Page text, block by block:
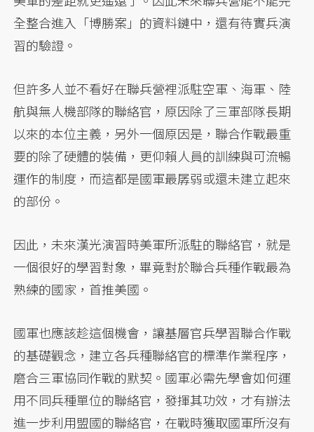
全整合進入「博勝案」的資料鏈中，還有待實兵演
習的驗證。
但許多人並不看好在聯兵營裡派駐空軍、海軍、陸
航與無人機部隊的聯絡官，原因除了三軍部隊長期
以來的本位主義，另外一個原因是，聯合作戰最重
要的除了硬體的裝備，更仰賴人員的訓練與可流暢
運作的制度，而這都是國軍最孱弱或還未建立起來
的部份。
因此，未來漢光演習時美軍所派駐的聯絡官，就是
一個很好的學習對象，畢竟對於聯合兵種作戰最為
熟練的國家，首推美國。
國軍也應該趁這個機會，讓基層官兵學習聯合作戰
的基礎觀念，建立各兵種聯絡官的標準作業程序，
磨合三軍協同作戰的默契。國軍必需先學會如何運
用不同兵種單位的聯絡官，發揮其功效，才有辦法
進一步利用盟國的聯絡官，在戰時獲取國軍所沒有